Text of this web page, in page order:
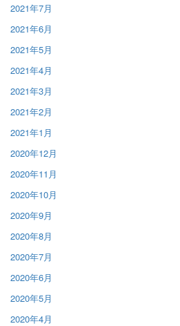
2021年7月
2021年6月
2021年5月
2021年4月
2021年3月
2021年2月
2021年1月
2020年12月
2020年11月
2020年10月
2020年9月
2020年8月
2020年7月
2020年6月
2020年5月
2020年4月